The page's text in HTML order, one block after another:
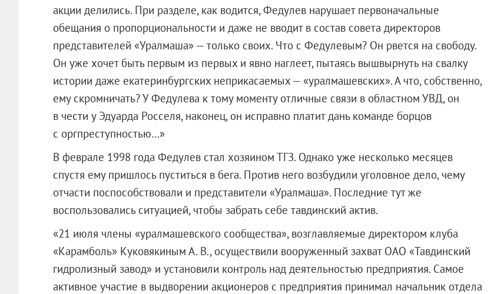
акции делились. При разделе, как водится, Федулев нарушает первоначальные
обещания о пропорциональности и даже не вводит в состав совета директоров
представителей «Уралмаша» — только своих. Что с Федулевым? Он рвется на свободу.
Он уже хочет быть первым из первых и явно наглеет, пытаясь вышвырнуть на свалку
истории даже екатеринбургских неприкасаемых — «уралмашевских». А что, собственно,
ему скромничать? У Федулева к тому моменту отличные связи в областном УВД, он
в чести у Эдуарда Росселя, наконец, он исправно платит дань команде борцов
с оргпреступностью…»
В феврале 1998 года Федулев стал хозяином ТГЗ. Однако уже несколько месяцев
спустя ему пришлось пуститься в бега. Против него возбудили уголовное дело, чему
отчасти поспособствовали и представители «Уралмаша». Последние тут же
воспользовались ситуацией, чтобы забрать себе тавдинский актив.
«21 июля члены «уралмашевского сообщества», возглавляемые директором клуба
«Карамболь» Куковякиным А. В., осуществили вооруженный захват ОАО «Тавдинский
гидролизный завод»и установили контроль над деятельностью предприятия. Самое
активное участие в выдворении акционеров с предприятия принимал начальник отдела